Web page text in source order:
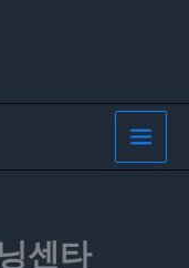
센타